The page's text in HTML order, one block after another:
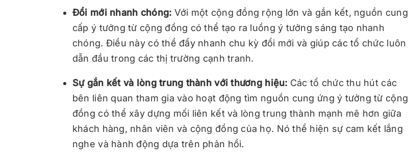
Đổi mới nhanh chóng: Với một cộng đồng rộng lớn và gắn kết, nguồn cung
cấp ý tưởng từ cộng đồng có thể tạo ra luồng ý tưởng sáng tạo nhanh
chóng. Điều này có thể đẩy nhanh chu kỳ đổi mới và giúp các tổ chức luôn
dẫn đầu trong các thị trường cạnh tranh.
Sự gắn kết và lòng trung thành với thương hiệu: Các tổ chức thu hút các
bên liên quan tham gia vào hoạt động tìm nguồn cung ứng ý tưởng từ cộng
đồng có thể xây dựng mối liên kết và lòng trung thành mạnh mẽ hơn giữa
khách hàng, nhân viên và cộng đồng của họ. Nó thể hiện sự cam kết lắng
nghe và hành động dựa trên phản hồi.